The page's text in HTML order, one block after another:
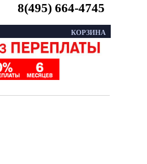
8(495) 664-4745
КОРЗИНА